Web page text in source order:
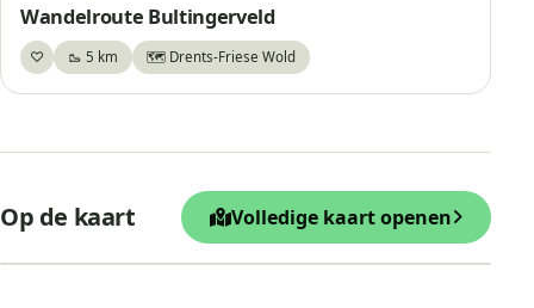
Wandelroute Bultingerveld
♡Bewaar🥾 5 km 🗺️ Drents-Friese Wold
Op de kaart Volledige kaart openen
De Waterse Koele
−